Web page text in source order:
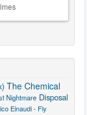
The Chemical
Nightmare Disposal
Einaudi - Fly